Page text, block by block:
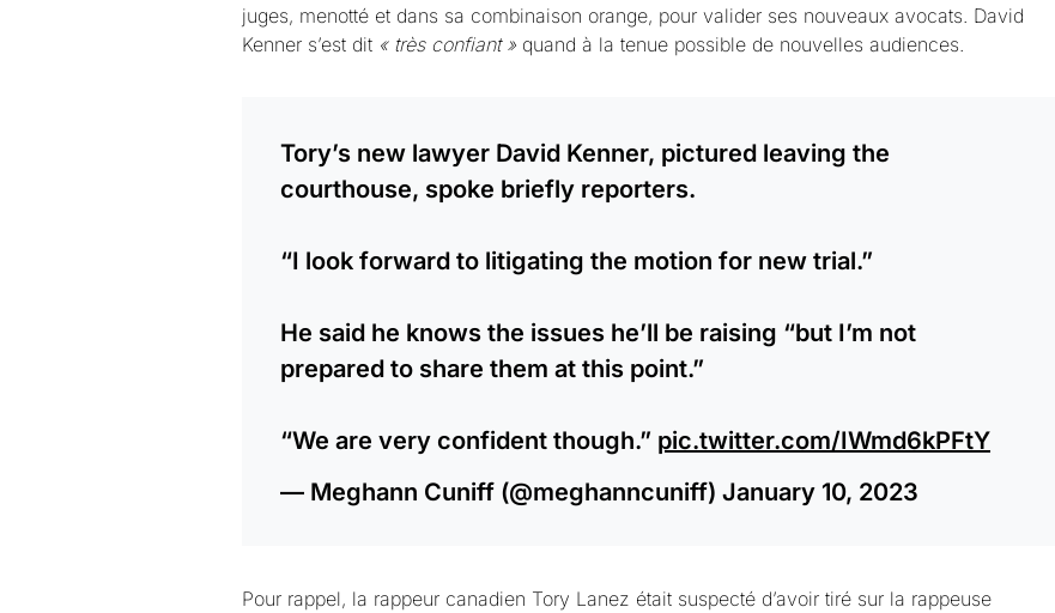
juges, menotté et dans sa combinaison orange, pour valider ses nouveaux avocats. David
Kenner s’est dit « très confiant » quand à la tenue possible de nouvelles audiences.
Tory’s new lawyer David Kenner, pictured leaving the
courthouse, spoke briefly reporters.
“I look forward to litigating the motion for new trial.”
He said he knows the issues he’ll be raising “but I’m not
prepared to share them at this point.”
“We are very confident though.” pic.twitter.com/IWmd6kPFtY
— Meghann Cuniff (@meghanncuniff) January 10, 2023
Pour rappel, la rappeur canadien Tory Lanez était suspecté d’avoir tiré sur la rappeuse